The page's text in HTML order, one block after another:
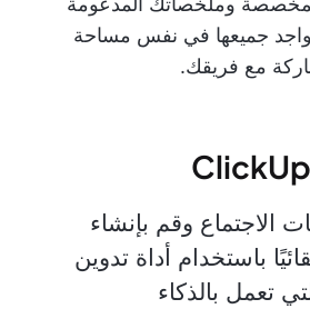
جميعها في نفس مساحة
مع فريقك.
الاجتماع وقم بإنشاء
باستخدام أداة تدوين
تعمل بالذكاء